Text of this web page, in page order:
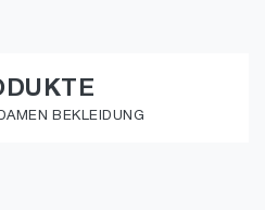
BEKLEIDUNG